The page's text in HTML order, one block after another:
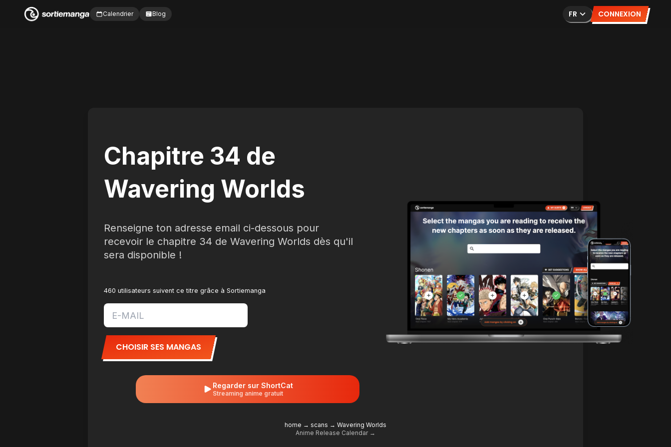
Calendrier Blog FR CONNEXION
Chapitre 34 de
Wavering Worlds
Renseigne ton adresse email ci-dessous pour
recevoir le chapitre 34 de Wavering Worlds dès qu'il
sera disponible !
460 utilisateurs suivent ce titre grâce à Sortiemanga
CHOISIR SES MANGAS
Regarder sur ShortCat
Streaming anime gratuit
home → scans → Wavering Worlds
Anime Release Calendar →